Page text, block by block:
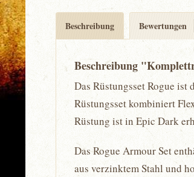
Beschreibung Bewertungen
Beschreibung
Das Rüstungsset Rogue ist
Rüstungsset kombiniert
Rüstung ist in Epic Dark
Das Rogue Armour Set
aus verzinktem Stahl und